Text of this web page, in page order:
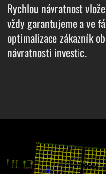
Rychlou návratnost
vždy garantujeme a ve
optimalizace zákazník
návratnosti investic.